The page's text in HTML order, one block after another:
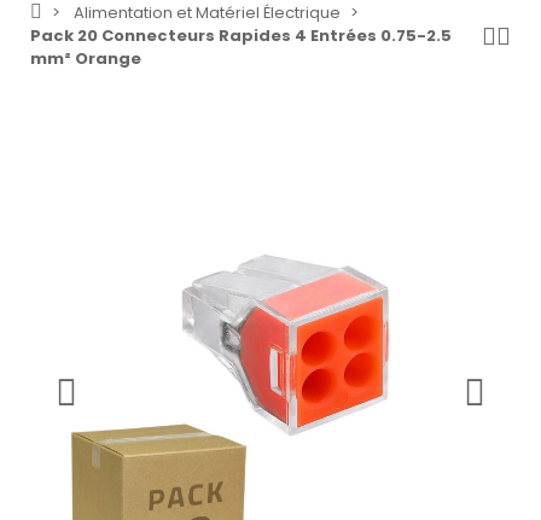
Alimentation et Matériel Électrique
Pack 20 Connecteurs Rapides 4 Entrées 0.75-2.5
mm² Orange